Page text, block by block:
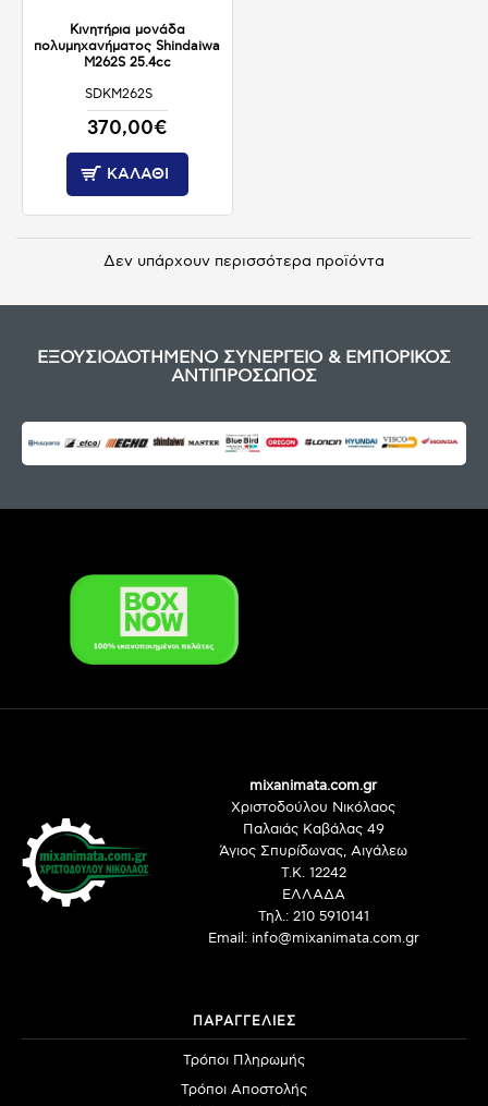
SDKM262S
Κινητήρια μονάδα
πολυμηχανήματος Shindaiwa
M262S 25.4cc
370,00€
ΚΑΛΆΘΙ
Δεν υπάρχουν περισσότερα προϊόντα
ΕΞΟΥΣΙΟΔΟΤΗΜΕΝΟ ΣΥΝΕΡΓΕΙΟ & ΕΜΠΟΡΙΚΟΣ
ΑΝΤΙΠΡΟΣΩΠΟΣ
mixanimata.com.gr
Χριστοδούλου Νικόλαος
Παλαιάς Καβάλας 49
Άγιος Σπυρίδωνας, Αιγάλεω
Τ.Κ. 12242
ΕΛΛΑΔΑ
Τηλ.: 210 5910141
Email: info@mixanimata.com.gr
ΠΑΡΑΓΓΕΛΙΕΣ
Τρόποι Πληρωμής
Τρόποι Αποστολής